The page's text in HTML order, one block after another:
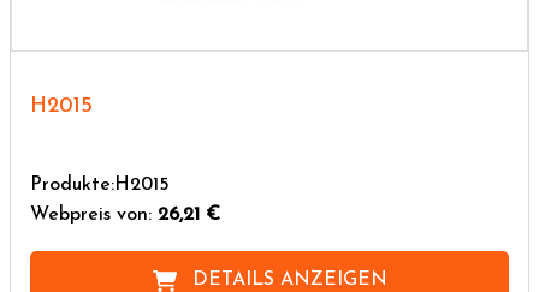
H2015
Produkte:H2015
Webpreis von: 26,21 €
DETAILS ANZEIGEN